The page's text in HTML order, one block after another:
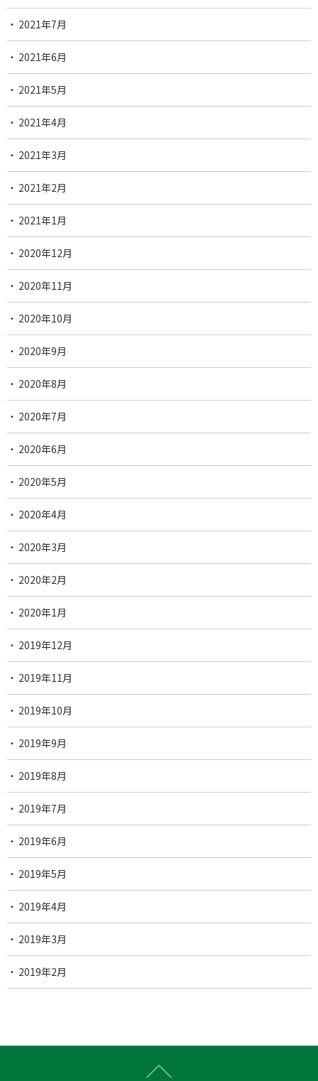
2021年7月
2021年6月
2021年5月
2021年4月
2021年3月
2021年2月
2021年1月
2020年12月
2020年11月
2020年10月
2020年9月
2020年8月
2020年7月
2020年6月
2020年5月
2020年4月
2020年3月
2020年2月
2020年1月
2019年12月
2019年11月
2019年10月
2019年9月
2019年8月
2019年7月
2019年6月
2019年5月
2019年4月
2019年3月
2019年2月